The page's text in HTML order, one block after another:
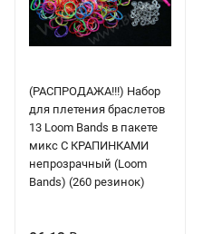
(РАСПРОДАЖА!!!) Набор
для плетения браслетов
13 Loom Bands в пакете
микс С КРАПИНКАМИ
непрозрачный (Loom
Bands) (260 резинок)